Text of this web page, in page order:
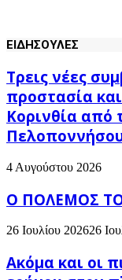
ΕΙΔΗΣΟΥΛΕΣ
Τρεις νέες
προστασία
Κορινθία από
4 Αυγούστου 2026
Ο ΠΟΛΕΜΟΣ
26 Ιουλίου 202626
Ακόμα και οι